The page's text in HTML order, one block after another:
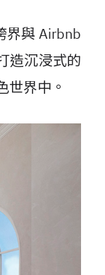
界與 Airbnb
造沉浸式的
世界中。